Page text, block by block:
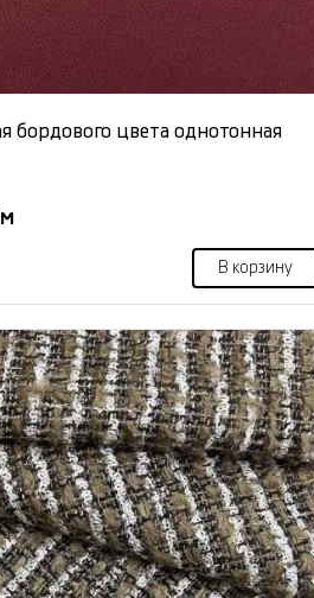
бордового цвета однотонная
В корзину